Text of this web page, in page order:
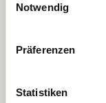
Notwendig
Präferenzen
Statistiken
Fiera della
9. August 2026 -
Handwerk,